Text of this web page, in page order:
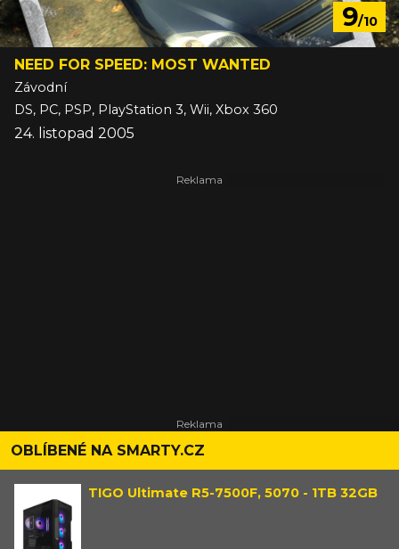
9/10
NEED FOR SPEED: MOST WANTED
Závodní
DS, PC, PSP, PlayStation 3, Wii, Xbox 360
24. listopad 2005
OBLÍBENÉ NA SMARTY.CZ
TIGO Ultimate R5-7500F, 5070 - 1TB 32GB